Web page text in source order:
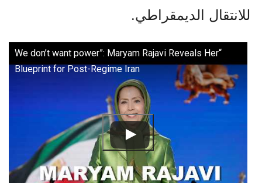
للانتقال الديمقراطي.
“We don’t want power”: Maryam Rajavi Reveals Her
Blueprint for Post-Regime Iran